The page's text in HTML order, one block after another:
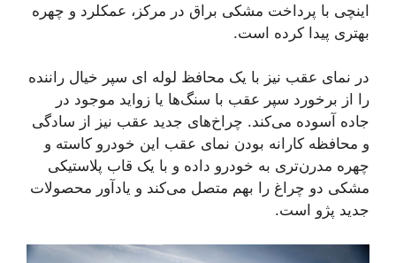
اینچی با پرداخت مشکی براق در مرکز، عمکلرد و چهره
بهتری پیدا کرده است.
در نمای عقب نیز با یک محافظ لوله ای سپر خیال راننده
را از برخورد سپر عقب با سنگ‌ها یا زواید موجود در
جاده آسوده می‌کند. چراخ‌های جدید عقب نیز از سادگی
و محافظه کارانه بودن نمای عقب این خودرو کاسته و
چهره مدرن‌تری به خودرو داده و با یک قاب پلاستیکی
مشکی دو چراغ را بهم متصل می‌کند و یادآور محصولات
جدید پژو است.